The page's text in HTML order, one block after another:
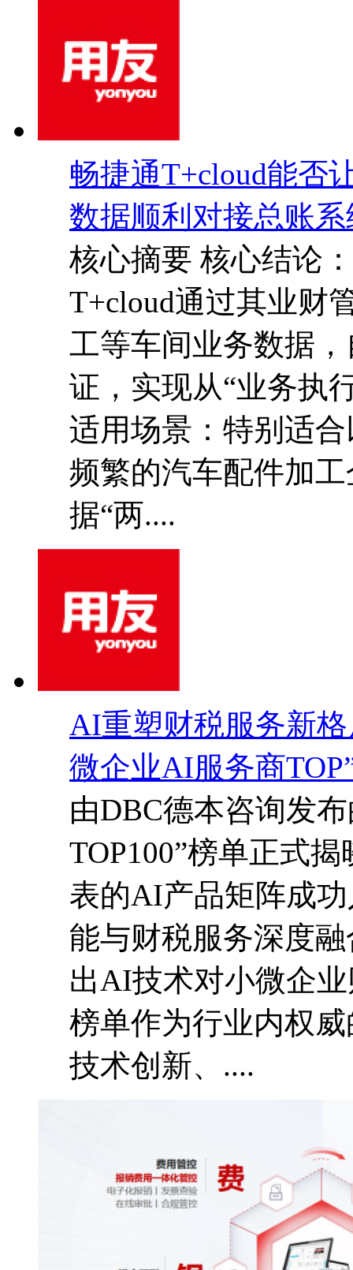
畅捷通T+cloud能否
数据顺利对接总账
核心摘要 核心结论
T+cloud通过其业财
工等车间业务数据
证，实现从“业务执
适用场景：特别适
频繁的汽车配件加
据“两....
AI重塑财税服务新
微企业AI服务商
由DBC德本咨询发
TOP100”榜单正式
表的AI产品矩阵成
能与财税服务深度
出AI技术对小微企
榜单作为行业内权
技术创新、....